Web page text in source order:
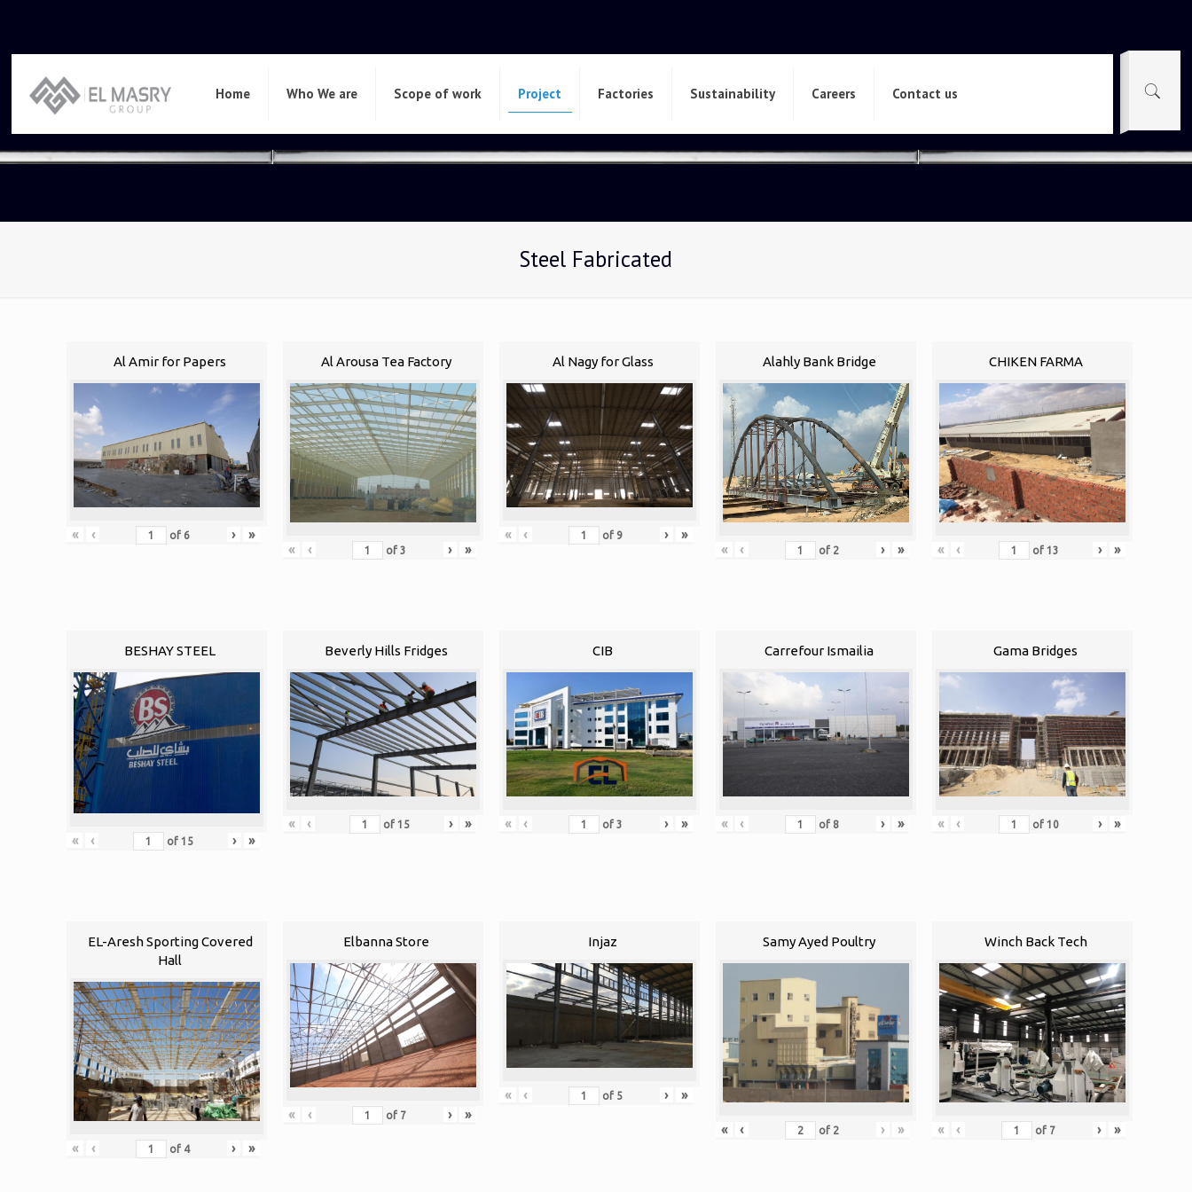
Home Who We are Scope of work Project Factories Sustainability Careers Contact us
Steel Fabricated
Al Amir for Papers
« ‹ of 6 › »
Al Arousa Tea Factory
« ‹ of3 › »
Al Nagy for Glass
« ‹ of 9 › »
Alahly Bank Bridge
« ‹ of 2 › »
CHIKEN FARMA
« ‹ of 13 › »
BESHAY STEEL
« ‹ of 15 › »
Beverly Hills Fridges
« ‹ of 15 › »
CIB
« ‹ of3 › »
Carrefour Ismailia
« ‹ of 8 › »
Gama Bridges
« ‹ of 10 › »
EL-Aresh Sporting Covered
Hall
« ‹ of 4 › »
Elbanna Store
« ‹ of 7 › »
Injaz
« ‹ of 5 › »
Samy Ayed Poultry
« ‹ of 2 › »
Winch Back Tech
« ‹ of 7 › »